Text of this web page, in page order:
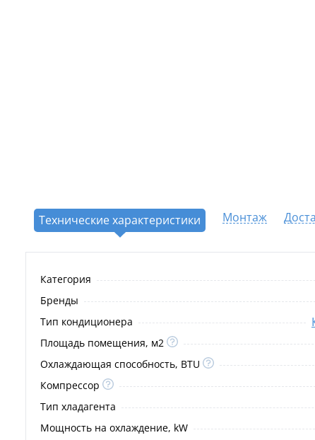
Технические характеристики Монтаж
Категория
Бренды
Тип кондиционера
Площадь помещения, м2
Охлаждающая способность, BTU
Компрессор
Тип хладагента
Мощность на охлаждение, kW